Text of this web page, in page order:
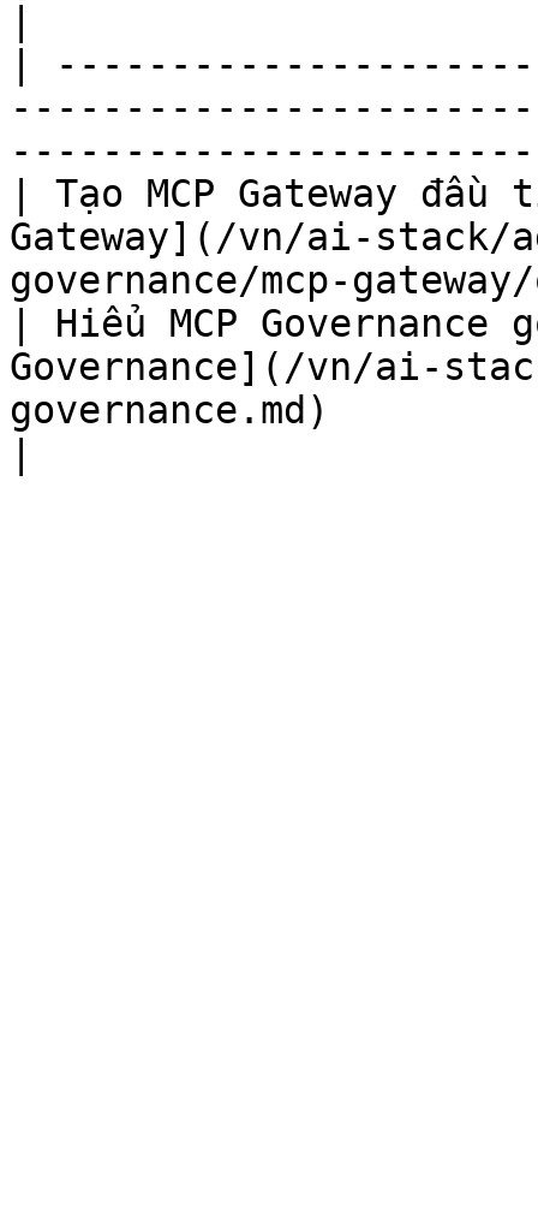
|
| Tạo MCP Gateway
Gateway](/vn/ai-stack/
governance/mcp-
| Hiểu MCP Governance
Governance](/vn/ai-
governance.md)